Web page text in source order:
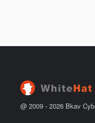
@ 2009 - 2026 Bkav